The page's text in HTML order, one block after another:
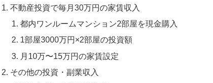
不動産投資で毎月30万円の家賃収入
都内ワンルームマンション2部屋を現金購入
1部屋3000万円×2部屋の投資額
月10万〜15万円の家賃設定
その他の投資・副業収入